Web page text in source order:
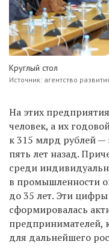
Круглый стол
Источник: агентство
На этих
человек, а их
к 315 млрд рублей —
пять лет назад.
среди
в промышленности
до 35 лет. Эти
сформировалась
предпринимателей,
для дальнейшего